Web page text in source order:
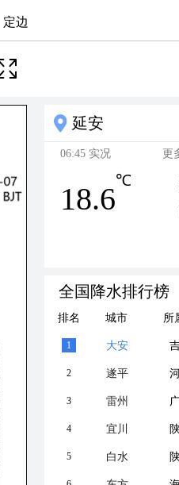
定边
延安
06:45 实况 更
18.6
℃
全国降水排行榜
排名 城市 所
1 大安
2 遂平
3 雷州
4 宜川
5 白水